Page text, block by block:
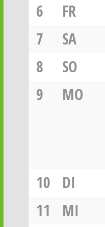
6
FR
7
SA
8
SO
9
MO
10
DI
11
MI